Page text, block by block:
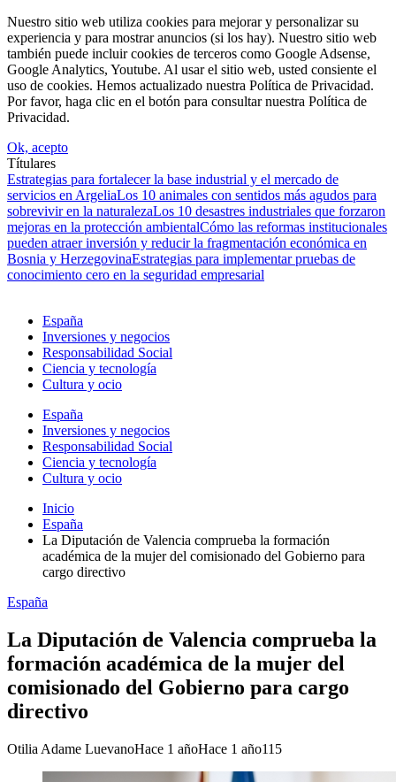
Nuestro sitio web utiliza cookies para mejorar y personalizar su
experiencia y para mostrar anuncios (si los hay). Nuestro sitio web
también puede incluir cookies de terceros como Google Adsense,
Google Analytics, Youtube. Al usar el sitio web, usted consiente el
uso de cookies. Hemos actualizado nuestra Política de Privacidad.
Por favor, haga clic en el botón para consultar nuestra Política de
Privacidad.
Ok, acepto
Títulares
Estrategias para fortalecer la base industrial y el mercado de
servicios en ArgeliaLos 10 animales con sentidos más agudos para
sobrevivir en la naturalezaLos 10 desastres industriales que forzaron
mejoras en la protección ambientalCómo las reformas institucionales
pueden atraer inversión y reducir la fragmentación económica en
Bosnia y HerzegovinaEstrategias para implementar pruebas de
conocimiento cero en la seguridad empresarial
España
Inversiones y negocios
Responsabilidad Social
Ciencia y tecnología
Cultura y ocio
España
Inversiones y negocios
Responsabilidad Social
Ciencia y tecnología
Cultura y ocio
Inicio
España
La Diputación de Valencia comprueba la formación
académica de la mujer del comisionado del Gobierno para
cargo directivo
España
La Diputación de Valencia comprueba la
formación académica de la mujer del
comisionado del Gobierno para cargo
directivo
Otilia Adame LuevanoHace 1 añoHace 1 año115